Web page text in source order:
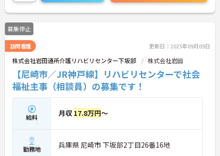
≪「通所介護リハビリセンター下坂部」の特徴≫
★認知症の進行予防につながる学習療法を取り入れ
ています！ ★普段使っていない筋肉を再活動化さ
せることを目的としたパワーリハビリを行っていま
す！
★ご利用者さまがいつ来られても楽しんで帰ってい
ただけるよう、工夫をこらしたレクレーションを行
っています！
募集停止
訪問看護 更新日：2025年09月09日
株式会社岩田通所介護リハビリセンター下坂部 株式会社岩田
【尼崎市／JR神戸線】リハビリセンターで社会
福祉主事（相談員）の募集です！
給料 月収 17.8万円～
勤務地 兵庫県 尼崎市 下坂部2丁目26番16地